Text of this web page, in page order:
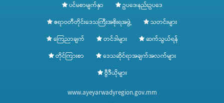
ပင်မစာမျက်နှာ
ဥပဒေ၊နည်းဥပဒေ
ဧရာဝတီတိုင်းဒေသကြီးအစိုးရအဖွဲ့
သတင်းများ
ကြေညာချက်
တင်ဒါများ
ဆက်သွယ်ရန်
တိုင်ကြားစာ
ဒေသဆိုင်ရာအချက်အလက်များ
ဗွီဒီယိုများ
www.ayeyarwadyregion.gov.mm